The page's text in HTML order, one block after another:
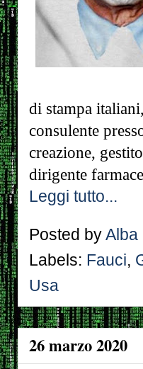
di stampa
consulente
creazione,
dirigente
Leggi tutto...
Posted by Alba
Labels: Fauci,
Usa
26 marzo 2020